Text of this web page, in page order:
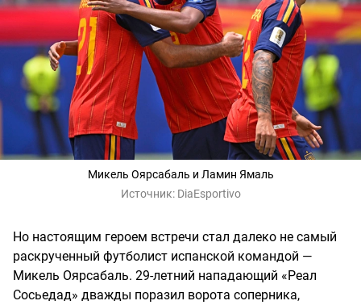
Микель Оярсабаль и Ламин Ямаль
Источник: DiaEsportivo
Но настоящим героем встречи стал далеко не самый
раскрученный футболист испанской командой —
Микель Оярсабаль. 29-летний нападающий «Реал
Сосьедад» дважды поразил ворота соперника,